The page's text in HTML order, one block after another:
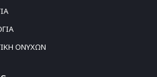
ΟΝΥΧΩΝ